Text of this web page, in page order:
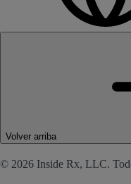
Volver arriba
© 2026 Inside Rx, LLC.